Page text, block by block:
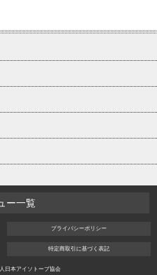
ー一覧
プライバシーポリシー
特定商取引 に基づく表記
日本アイソトープ協会